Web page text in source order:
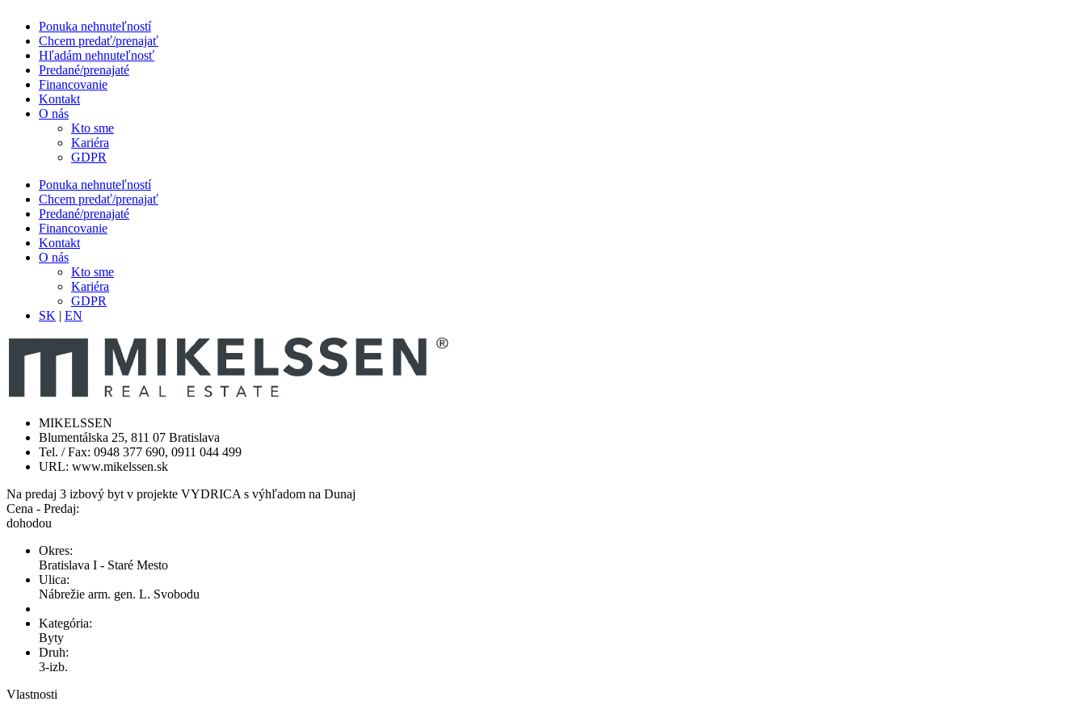
Ponuka nehnuteľností
Chcem predať/prenajať
Hľadám nehnuteľnosť
Predané/prenajaté
Financovanie
Kontakt
O nás
Kto sme
Kariéra
GDPR
Ponuka nehnuteľností
Chcem predať/prenajať
Predané/prenajaté
Financovanie
Kontakt
O nás
Kto sme
Kariéra
GDPR
SK | EN
MIKELSSEN
Blumentálska 25, 811 07 Bratislava
Tel. / Fax: 0948 377 690, 0911 044 499
URL: www.mikelssen.sk
Na predaj 3 izbový byt v projekte VYDRICA s výhľadom na Dunaj
Cena - Predaj:
dohodou
Okres:
Bratislava I - Staré Mesto
Ulica:
Nábrežie arm. gen. L. Svobodu
Kategória:
Byty
Druh:
3-izb.
Vlastnosti